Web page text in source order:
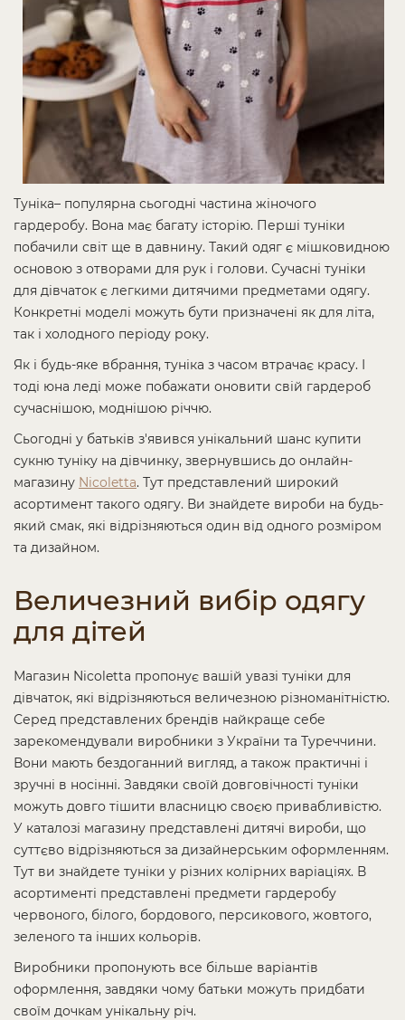
Туніка– популярна сьогодні частина жіночого
гардеробу. Вона має багату історію. Перші туніки
побачили світ ще в давнину. Такий одяг є мішковидною
основою з отворами для рук і голови. Сучасні туніки
для дівчаток є легкими дитячими предметами одягу.
Конкретні моделі можуть бути призначені як для літа,
так і холодного періоду року.
Як і будь-яке вбрання, туніка з часом втрачає красу. І
тоді юна леді може побажати оновити свій гардероб
сучаснішою, моднішою річчю.
Сьогодні у батьків з'явився унікальний шанс купити
сукню туніку на дівчинку, звернувшись до онлайн-
магазину Nicoletta. Тут представлений широкий
асортимент такого одягу. Ви знайдете вироби на будь-
який смак, які відрізняються один від одного розміром
та дизайном.
Величезний вибір одягу
для дітей
Магазин Nicoletta пропонує вашій увазі туніки для
дівчаток, які відрізняються величезною різноманітністю.
Серед представлених брендів найкраще себе
зарекомендували виробники з України та Туреччини.
Вони мають бездоганний вигляд, а також практичні і
зручні в носінні. Завдяки своїй довговічності туніки
можуть довго тішити власницю своєю привабливістю.
У каталозі магазину представлені дитячі вироби, що
суттєво відрізняються за дизайнерським оформленням.
Тут ви знайдете туніки у різних колірних варіаціях. В
асортименті представлені предмети гардеробу
червоного, білого, бордового, персикового, жовтого,
зеленого та інших кольорів.
Виробники пропонують все більше варіантів
оформлення, завдяки чому батьки можуть придбати
своїм дочкам унікальну річ.